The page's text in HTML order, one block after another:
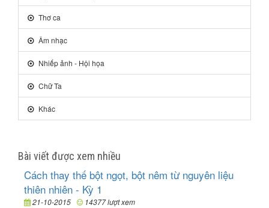
Thơ ca
Âm nhạc
Nhiếp ảnh - Hội họa
Chữ Ta
Khác
Bài viết được xem nhiều
Cách thay thế bột ngọt, bột nêm từ nguyên liệu
thiên nhiên - Kỳ 1
21-10-2015 14377 lượt xem